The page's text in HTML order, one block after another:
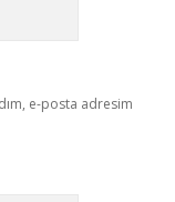
e-posta adresim